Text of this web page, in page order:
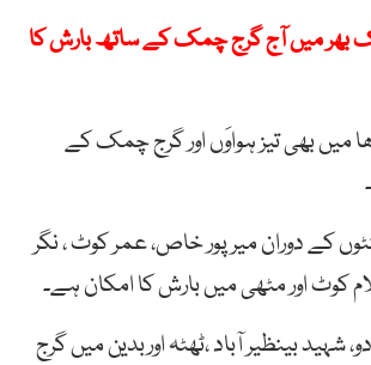
بھر میں آج گرج چمک کے ساتھ بارش کا
میں بھی تیز ہواوَں اور گرج چمک کے
کے دوران میرپور خاص، عمر کوٹ ، نگر
کوٹ اور مٹھی میں بارش کا امکان ہے۔
شہید بینظیر آباد ،ٹھٹہ اوربدین میں گرج